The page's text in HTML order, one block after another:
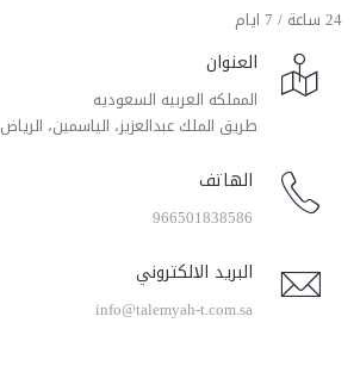
24 ساعة / 7 ايام
العنوان
المملكه العربيه السعوديه
طريق الملك عبدالعزيز، الياسمين، الرياض 13325
الهاتف
966501838586
البريد الالكتروني
info@talemyah-t.com.sa